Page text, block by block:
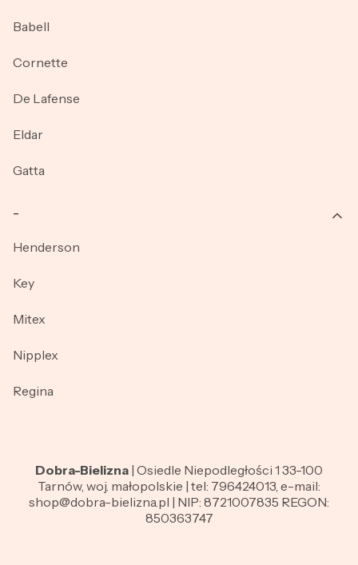
Babell
Cornette
De Lafense
Eldar
Gatta
Henderson
Key
Mitex
Nipplex
Regina
Dobra-Bielizna | Osiedle Niepodległości 1 33-100
Tarnów, woj. małopolskie | tel: 796424013, e-mail:
shop@dobra-bielizna.pl | NIP: 8721007835 REGON:
850363747